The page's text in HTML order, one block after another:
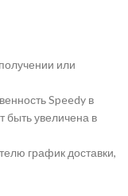
или
Speedy в
быть увеличена в
график доставки,